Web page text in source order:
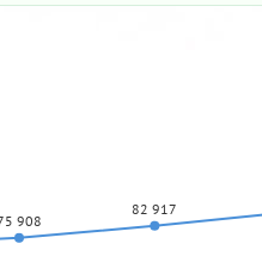
908
82 917